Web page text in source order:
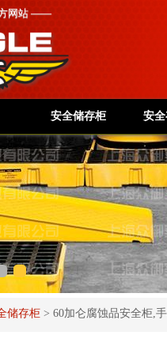
网站 ——
安全储存柜 安
储存柜 > 60加仑腐蚀品安全柜,